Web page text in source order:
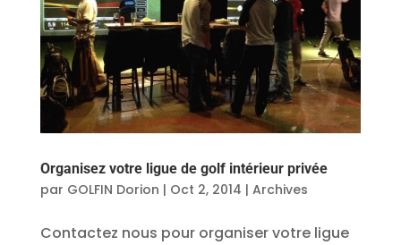
Organisez votre ligue de golf intérieur privée
par GOLFIN Dorion | Oct 2, 2014 | Archives
Contactez nous pour organiser votre ligue